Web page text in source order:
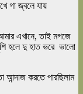
গা জ্বলে যায়
এখানে, তাই মগজে
হলে দু হাত ভরে ভালো
করতে পারছিলাম